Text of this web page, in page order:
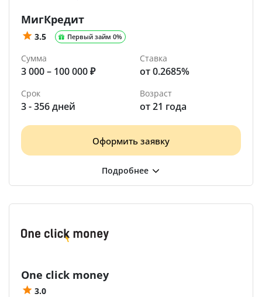
МигКредит
3.5 Первый займ 0%
Сумма
3 000 – 100 000 ₽
Ставка
от 0.2685%
Срок
3 - 356 дней
Возраст
от 21 года
Оформить заявку
One click money
3.0